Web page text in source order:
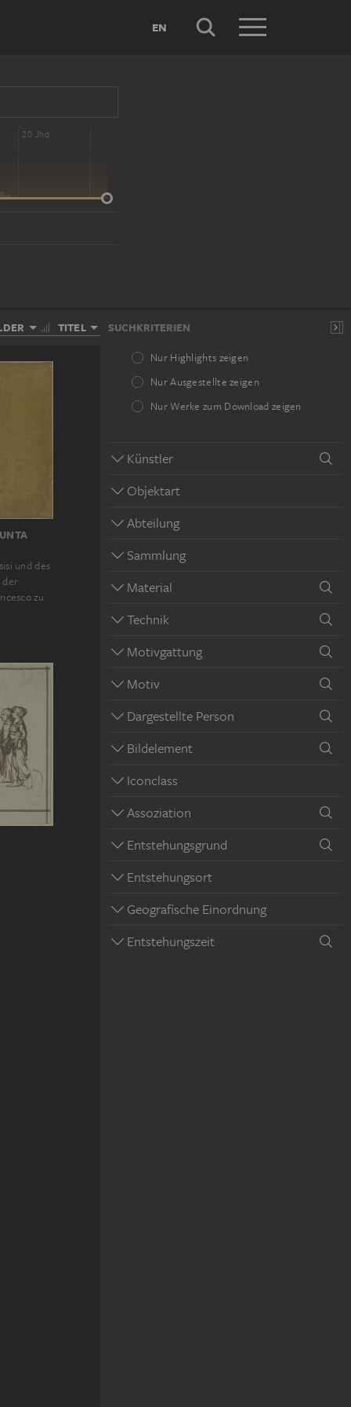
EN
20 Jhd
TITEL SUCHKRITERIEN
Nur Highlights zeigen
Nur Ausgestellte zeigen
Nur Werke zum Download zeigen
Künstler
Objektart
Abteilung
Sammlung
Material
Technik
Motivgattung
Motiv
Dargestellte Person
Bildelement
Iconclass
Assoziation
Entstehungsgrund
Entstehungsort
Geografische Einordnung
Entstehungszeit
und des
der
zu